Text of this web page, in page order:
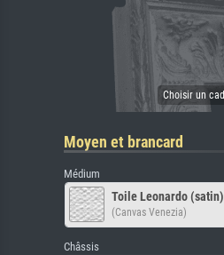
Moyen et brancard
Médium
Toile Leonardo (satin)
(Canvas Venezia)
Châssis